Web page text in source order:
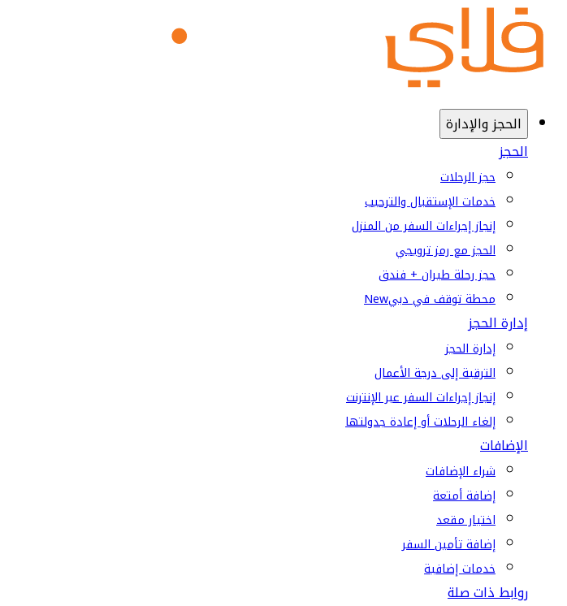
الحجز والإدارة
الحجز
حجز الرحلات
خدمات الإستقبال والترحيب
إنجاز إجراءات السفر من المنزل
الحجز مع رمز ترويجي
حجز رحلة طيران + فندق
محطة توقف في دبيNew
إدارة الحجز
إدارة الحجز
الترقية إلى درجة الأعمال
إنجاز إجراءات السفر عبر الإنترنت
إلغاء الرحلات أو إعادة جدولتها
الإضافات
شراء الإضافات
إضافة أمتعة
اختيار مقعد
إضافة تأمين السفر
خدمات إضافية
روابط ذات صلة